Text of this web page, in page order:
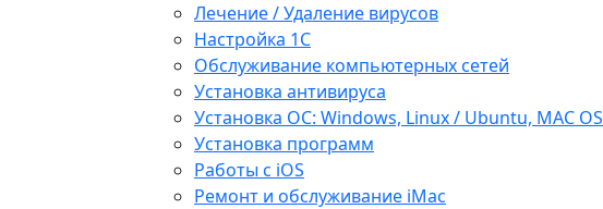
Лечение / Удаление вирусов
Настройка 1С
Обслуживание компьютерных сетей
Установка антивируса
Установка ОС: Windows, Linux / Ubuntu, МАС OS
Установка программ
Работы с iOS
Ремонт и обслуживание iMac